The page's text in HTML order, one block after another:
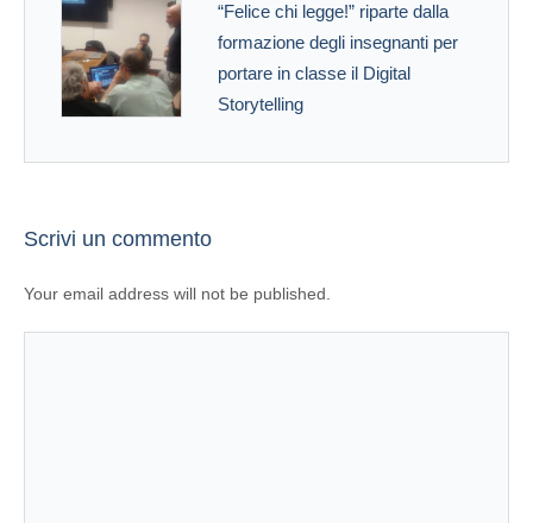
“Felice chi legge!” riparte dalla
formazione degli insegnanti per
portare in classe il Digital
Storytelling
Scrivi un commento
Your email address will not be published.